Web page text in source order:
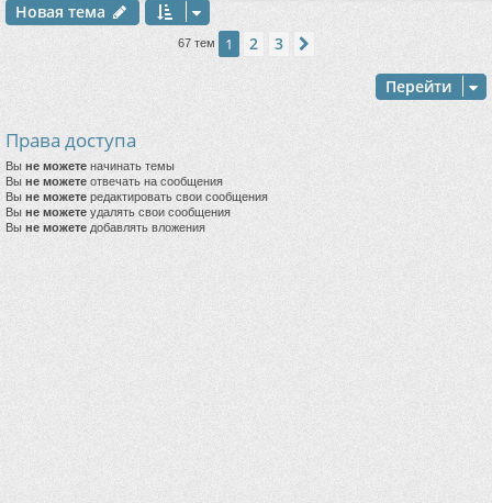
Новая тема
67 тем 1 2 3
Перейти
Права доступа
Вы не можете начинать темы
Вы не можете отвечать на сообщения
Вы не можете редактировать свои сообщения
Вы не можете удалять свои сообщения
Вы не можете добавлять вложения